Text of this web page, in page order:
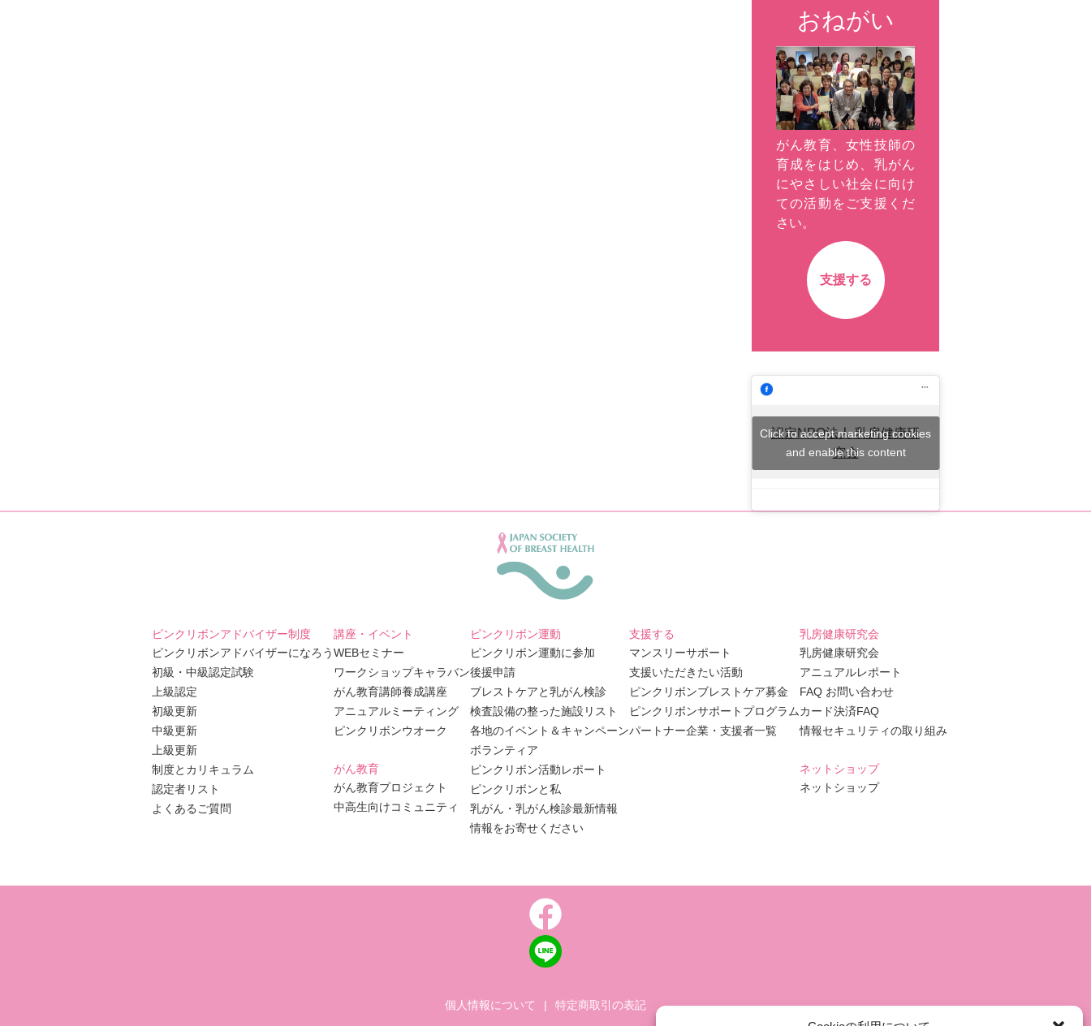
おねがい
がん教育、女性技師の
育成をはじめ、乳がん
にやさしい社会に向け
ての活動をご支援くだ
さい。
支援する
認定NPO法人 乳房健康研
究会
Click to accept marketing cookies
and enable this content
ピンクリボンアドバイザー制度
ピンクリボンアドバイザーになろう
初級・中級認定試験
上級認定
初級更新
中級更新
上級更新
制度とカリキュラム
認定者リスト
よくあるご質問
講座・イベント
WEBセミナー
ワークショップキャラバン
がん教育講師養成講座
アニュアルミーティング
ピンクリボンウオーク
がん教育
がん教育プロジェクト
中高生向けコミュニティ
ピンクリボン運動
ピンクリボン運動に参加
後援申請
ブレストケアと乳がん検診
検査設備の整った施設リスト
各地のイベント＆キャンペーン
ボランティア
ピンクリボン活動レポート
ピンクリボンと私
乳がん・乳がん検診最新情報
情報をお寄せください
支援する
マンスリーサポート
支援いただきたい活動
ピンクリボンブレストケア募金
ピンクリボンサポートプログラム
パートナー企業・支援者一覧
乳房健康研究会
乳房健康研究会
アニュアルレポート
FAQ お問い合わせ
カード決済FAQ
情報セキュリティの取り組み
ネットショップ
ネットショップ
個人情報について | 特定商取引の表記